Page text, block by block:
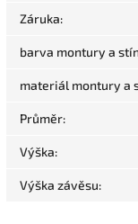
Záruka:
barva montury a
materiál montury a
Průměr:
Výška:
Výška závěsu: